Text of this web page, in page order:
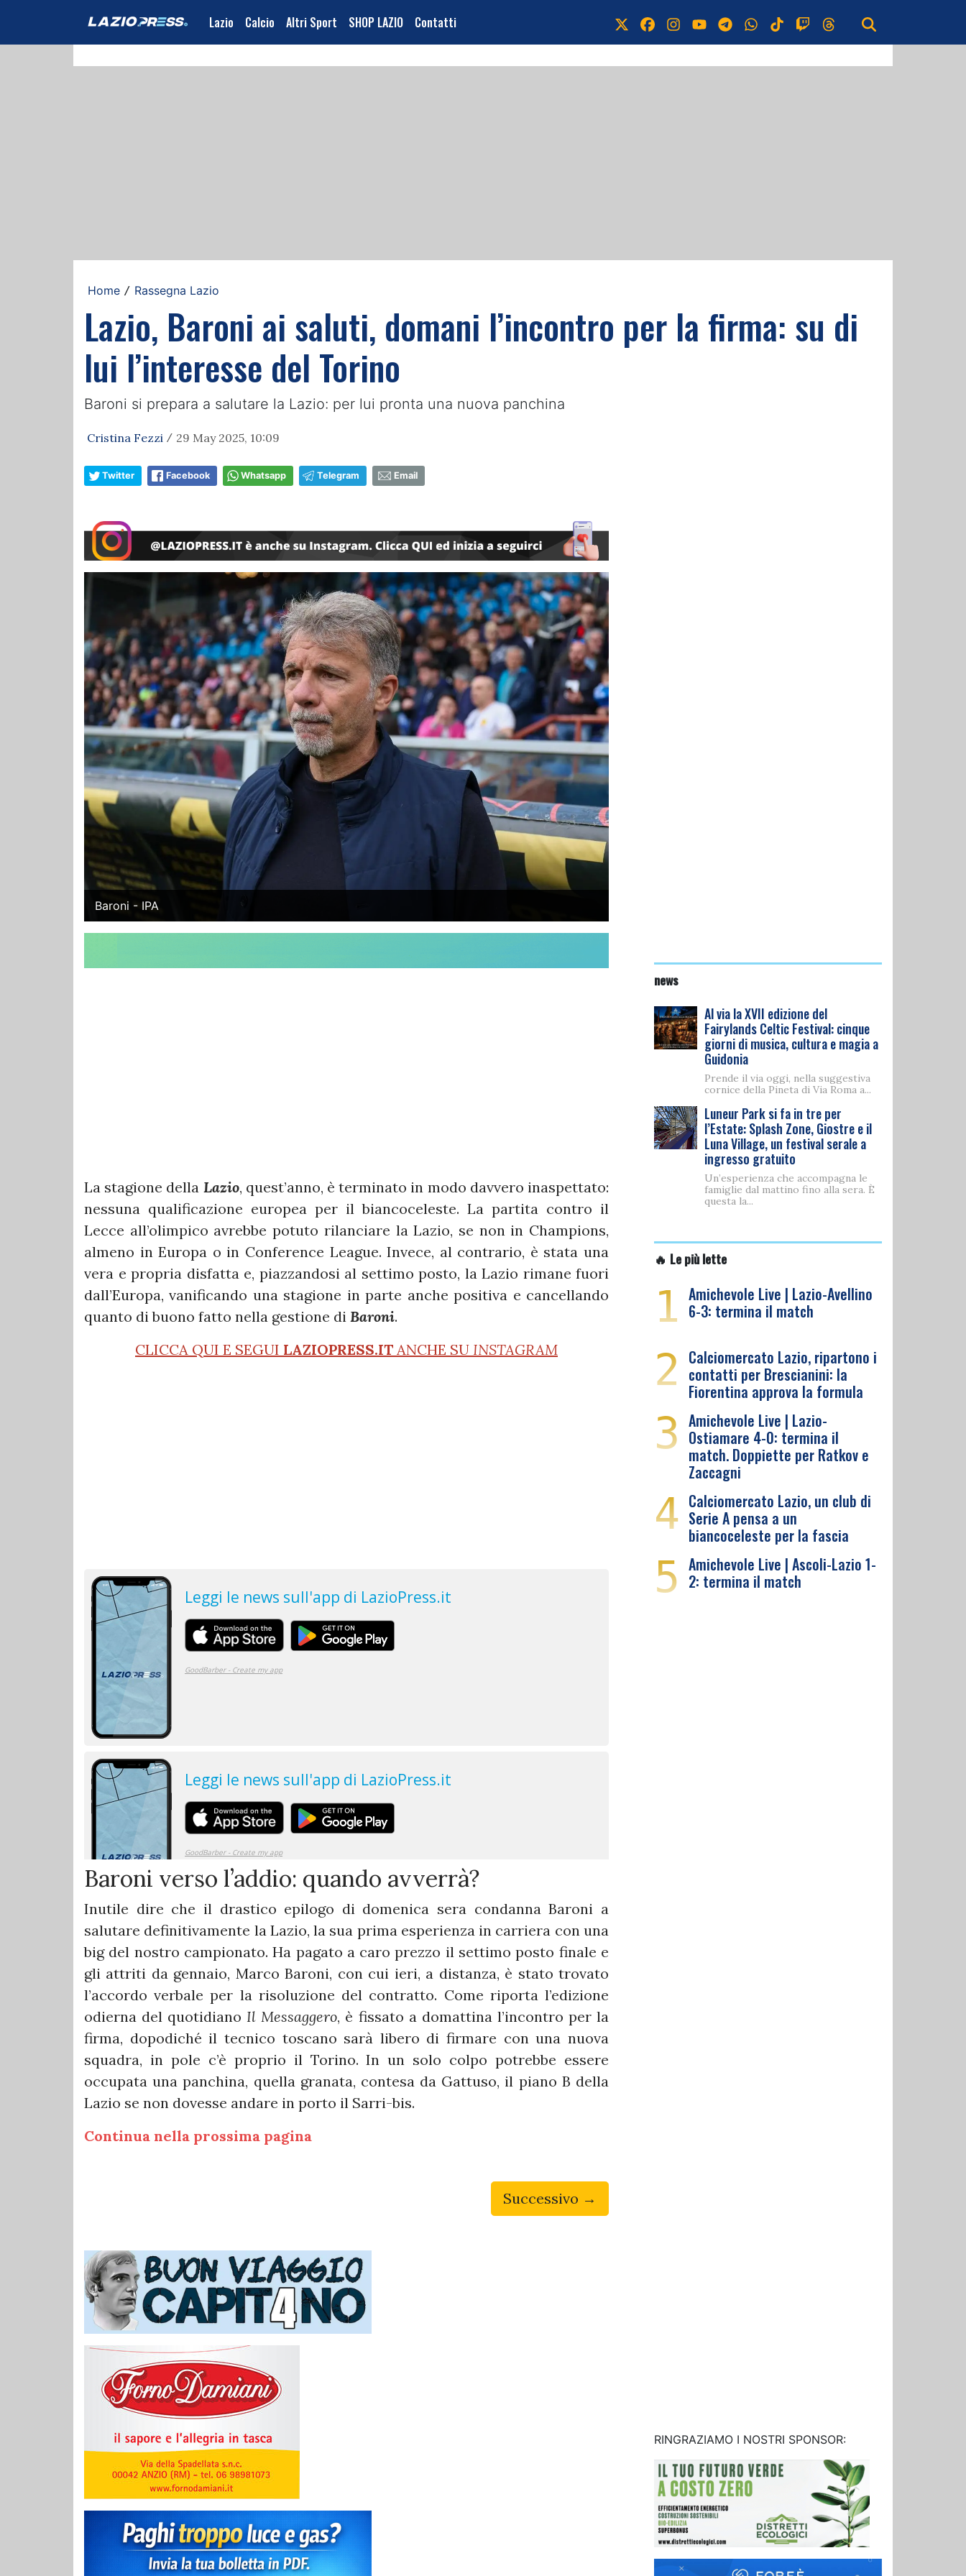
Lazio Calcio Altri Sport SHOP LAZIO Contatti
Home / Rassegna Lazio
Lazio, Baroni ai saluti, domani l’incontro per la firma: su di
lui l’interesse del Torino
Baroni si prepara a salutare la Lazio: per lui pronta una nuova panchina
Cristina Fezzi / 29 May 2025, 10:09
Twitter Facebook Whatsapp Telegram Email
Baroni - IPA
La stagione della Lazio, quest’anno, è terminato in modo davvero inaspettato:
nessuna qualificazione europea per il biancoceleste. La partita contro il
Lecce all’olimpico avrebbe potuto rilanciare la Lazio, se non in Champions,
almeno in Europa o in Conference League. Invece, al contrario, è stata una
vera e propria disfatta e, piazzandosi al settimo posto, la Lazio rimane fuori
dall’Europa, vanificando una stagione in parte anche positiva e cancellando
quanto di buono fatto nella gestione di Baroni.
CLICCA QUI E SEGUI LAZIOPRESS.IT ANCHE SU INSTAGRAM
Baroni verso l’addio: quando avverrà?
Inutile dire che il drastico epilogo di domenica sera condanna Baroni a
salutare definitivamente la Lazio, la sua prima esperienza in carriera con una
big del nostro campionato. Ha pagato a caro prezzo il settimo posto finale e
gli attriti da gennaio, Marco Baroni, con cui ieri, a distanza, è stato trovato
l’accordo verbale per la risoluzione del contratto. Come riporta l’edizione
odierna del quotidiano Il Messaggero, è fissato a domattina l’incontro per la
firma, dopodiché il tecnico toscano sarà libero di firmare con una nuova
squadra, in pole c’è proprio il Torino. In un solo colpo potrebbe essere
occupata una panchina, quella granata, contesa da Gattuso, il piano B della
Lazio se non dovesse andare in porto il Sarri-bis.
Continua nella prossima pagina
Successivo →
news
Al via la XVII edizione del
Fairylands Celtic Festival: cinque
giorni di musica, cultura e magia a
Guidonia
Prende il via oggi, nella suggestiva
cornice della Pineta di Via Roma a...
Luneur Park si fa in tre per
l’Estate: Splash Zone, Giostre e il
Luna Village, un festival serale a
ingresso gratuito
Un’esperienza che accompagna le
famiglie dal mattino fino alla sera. È
questa la...
🔥 Le più lette
1 Amichevole Live | Lazio-Avellino
6-3: termina il match
2 Calciomercato Lazio, ripartono i
contatti per Brescianini: la
Fiorentina approva la formula
3 Amichevole Live | Lazio-
Ostiamare 4-0: termina il
match. Doppiette per Ratkov e
Zaccagni
4 Calciomercato Lazio, un club di
Serie A pensa a un
biancoceleste per la fascia
5 Amichevole Live | Ascoli-Lazio 1-
2: termina il match
RINGRAZIAMO I NOSTRI SPONSOR: